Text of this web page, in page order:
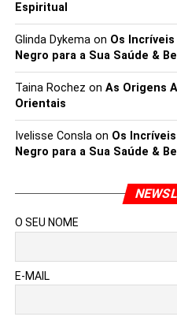
Espiritual
Glinda Dykemaon Os
Negro para a Sua Saúde &
Taina Rochez on As Origens
Orientais
Ivelisse Conslaon Os
Negro para a Sua Saúde &
O SEU NOME
E-MAIL